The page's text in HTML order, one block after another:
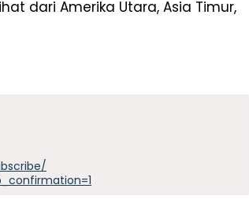
dari Amerika Utara, Asia Timur,